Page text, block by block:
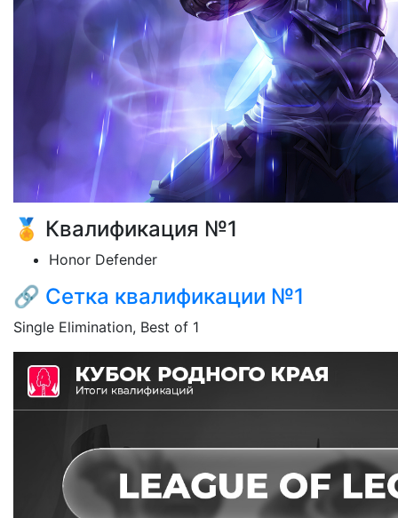
🏅 Квалификация №1
Honor Defender
🔗 Сетка квалификации №1
Single Elimination, Best of 1